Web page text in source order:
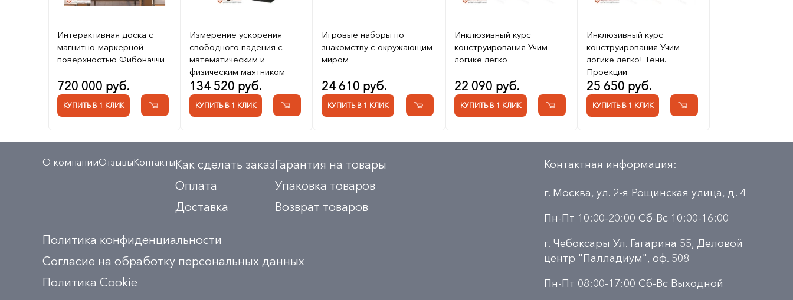
Интерактивная доска с
магнитно-маркерной
поверхностью Фибоначчи
720 000 руб.
КУПИТЬ В 1 КЛИК
Измерение ускорения
свободного падения с
математическим и
физическим маятником
134 520 руб.
КУПИТЬ В 1 КЛИК
Игровые наборы по
знакомству с окружающим
миром
24 610 руб.
КУПИТЬ В 1 КЛИК
Инклюзивный курс
конструирования Учим
логике легко
22 090 руб.
КУПИТЬ В 1 КЛИК
Инклюзивный курс
конструирования Учим
логике легко! Тени.
Проекции
25 650 руб.
КУПИТЬ В 1 КЛИК
О компанииОтзывыКонтактыКак сделать заказ
Оплата
Доставка
Гарантия на товары
Упаковка товаров
Возврат товаров
Политика конфиденциальности
Согласие на обработку персональных данных
Политика Сookie
Контактная информация:
г. Москва, ул. 2-я Рощинская улица, д. 4
Пн-Пт 10:00-20:00 Сб-Вс 10:00-16:00
г. Чебоксары Ул. Гагарина 55, Деловой
центр "Палладиум", оф. 508
Пн-Пт 08:00-17:00 Сб-Вс Выходной